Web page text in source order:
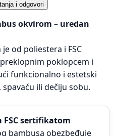
i odgovori
okvirom – uredan
od poliestera i FSC
poklopcem i
funkcionalno i estetski
ili dečiju sobu.
sertifikatom
bambusa obezbeđuje